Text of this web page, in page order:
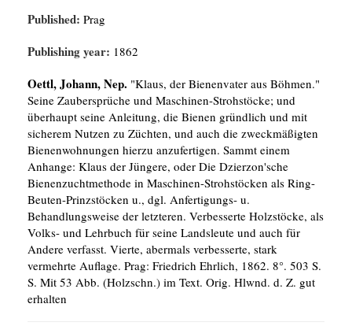
Published: Prag
Publishing year: 1862
Oettl, Johann, Nep. "Klaus, der Bienenvater aus Böhmen."
Seine Zaubersprüche und Maschinen-Strohstöcke; und
überhaupt seine Anleitung, die Bienen gründlich und mit
sicherem Nutzen zu Züchten, und auch die zweckmäßigten
Bienenwohnungen hierzu anzufertigen. Sammt einem
Anhange: Klaus der Jüngere, oder Die Dzierzon'sche
Bienenzuchtmethode in Maschinen-Strohstöcken als Ring-
Beuten-Prinzstöcken u., dgl. Anfertigungs- u.
Behandlungsweise der letzteren. Verbesserte Holzstöcke, als
Volks- und Lehrbuch für seine Landsleute und auch für
Andere verfasst. Vierte, abermals verbesserte, stark
vermehrte Auflage. Prag: Friedrich Ehrlich, 1862. 8°. 503 S.
S. Mit 53 Abb. (Holzschn.) im Text. Orig. Hlwnd. d. Z. gut
erhalten